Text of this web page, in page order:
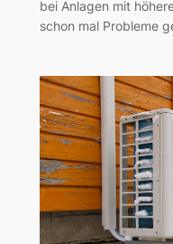
bei Anlagen mit
schon mal Probleme